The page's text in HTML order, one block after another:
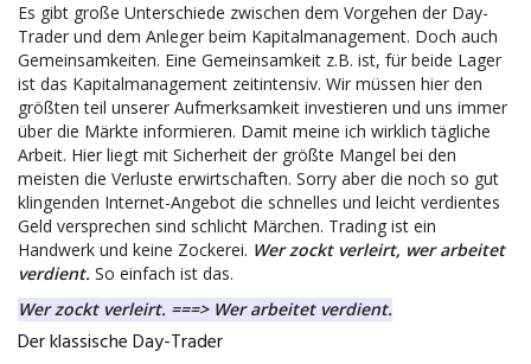
Es gibt große Unterschiede zwischen dem Vorgehen der Day-
Trader und dem Anleger beim Kapitalmanagement. Doch auch
Gemeinsamkeiten. Eine Gemeinsamkeit z.B. ist, für beide Lager
ist das Kapitalmanagement zeitintensiv. Wir müssen hier den
größten teil unserer Aufmerksamkeit investieren und uns immer
über die Märkte informieren. Damit meine ich wirklich tägliche
Arbeit. Hier liegt mit Sicherheit der größte Mangel bei den
meisten die Verluste erwirtschaften. Sorry aber die noch so gut
klingenden Internet-Angebot die schnelles und leicht verdientes
Geld versprechen sind schlicht Märchen. Trading ist ein
Handwerk und keine Zockerei. Wer zockt verleirt, wer arbeitet
verdient. So einfach ist das.
Wer zockt verleirt. ===> Wer arbeitet verdient.
Der klassische Day-Trader